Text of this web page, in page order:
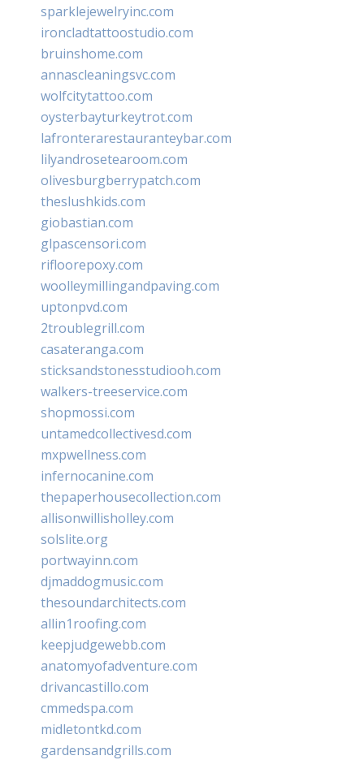
sparklejewelryinc.com
ironcladtattoostudio.com
bruinshome.com
annascleaningsvc.com
wolfcitytattoo.com
oysterbayturkeytrot.com
lafronterarestauranteybar.com
lilyandrosetearoom.com
olivesburgberrypatch.com
theslushkids.com
giobastian.com
glpascensori.com
rifloorepoxy.com
woolleymillingandpaving.com
uptonpvd.com
2troublegrill.com
casateranga.com
sticksandstonesstudiooh.com
walkers-treeservice.com
shopmossi.com
untamedcollectivesd.com
mxpwellness.com
infernocanine.com
thepaperhousecollection.com
allisonwillisholley.com
solslite.org
portwayinn.com
djmaddogmusic.com
thesoundarchitects.com
allin1roofing.com
keepjudgewebb.com
anatomyofadventure.com
drivancastillo.com
cmmedspa.com
midletontkd.com
gardensandgrills.com